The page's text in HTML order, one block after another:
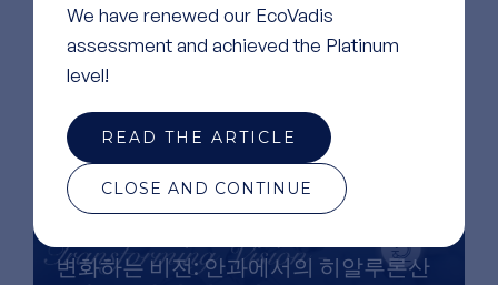
We have renewed our EcoVadis
assessment and achieved the Platinum
level!
READ THE ARTICLE
CLOSE AND CONTINUE
9월 17, 2025
산업 성과와 기업의 사회적 책임: 크리스
토프 코야르와의 인터뷰
변화하는 비전: 안과에서의 히알루론산